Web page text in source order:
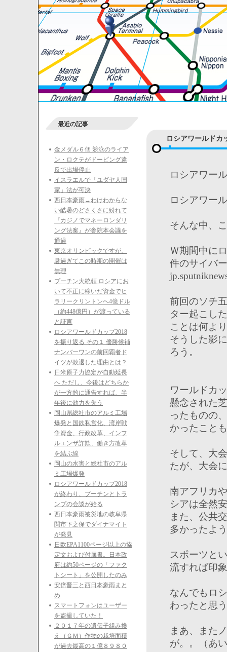
最近の記事
金メダル６個 競泳のライア
ン・ロクテがドーピング違
反で出場停止
イスラエルで「ユダヤ人国
家」法が可決
西日本豪雨→わけわからな
い酷暑のどさくさに紛れて
『カジノでマネーロンダリ
ング法案』が参院本会議を
通過
東京オリンピックですが、
暑過ぎてこの時期の開催は
無理
プーチン大統領 ロシアにお
いて不正に稼いだ資金でヒ
ラリークリントンへ4億ドル
（約448億円）が渡っている
と証言
ロシアワールドカップ2018
を振り返る その１ 優勝候補
ナンバーワンの前回覇者ド
イツが敗退した理由とは？
日米原子力協定が自動延長
へ ただし、今後はどちらか
が一方的に通告すれば、半
年後に効力を失う
岡山県総社市のアルミ工場
爆発と国鉄私営化、湾岸戦
争資金、行政改革、インフ
ルエンザ詐欺、働き方改革
を結ぶ線
岡山の水害と総社市のアル
ミ工場爆発
ロシアワールドカップ2018
が終わり、プーチンとトラ
ンプの会談が始る
西日本豪雨被災地の岐阜県
関市下之保でダイナマイト
が発見
日欧EPA1100ページ以上の協
定文および付属書。日本政
府は約50ページの「ファク
トシート」を公開したのみ
安倍晋三と西日本豪雨まと
め
スマートフォンはユーザー
を盗撮していた！
２０１７年の遺伝子組み換
え（ＧＭ）作物の栽培面積
が過去最高の１億８９８０
ロシアワールドカ
ロシアワー
ロシアワー
そんな中、
Ｗ期間中に
件のサイバ
前回のソチ
ター起こし
ことは何よ
そうした影
ろう。
ワールドカ
懸念された
ったものの
かったこと
そして、大
たが、大会
南アフリカ
シアは全然
また、公共
多かったよ
スポーツと
流すれば印
なんでもロ
わったと思
まあ、また
が。。（あ